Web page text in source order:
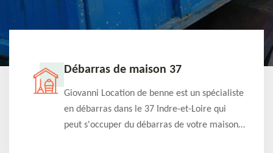
Débarras de maison 37
Giovanni Location de benne est un spécialiste
en débarras dans le 37 Indre-et-Loire qui
peut s'occuper du débarras de votre maison